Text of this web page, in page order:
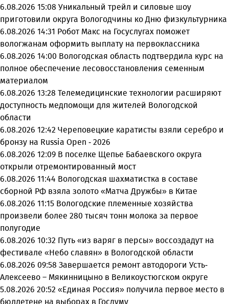
6.08.2026 15:08 Уникальный трейл и силовые шоу
приготовили округа Вологодчины ко Дню физкультурника
6.08.2026 14:31 Робот Макс на Госуслугах поможет
вологжанам оформить выплату на первоклассника
6.08.2026 14:00 Вологодская область подтвердила курс на
полное обеспечение лесовосстановления семенным
материалом
6.08.2026 13:28 Телемедицинские технологии расширяют
доступность медпомощи для жителей Вологодской
области
6.08.2026 12:42 Череповецкие каратисты взяли серебро и
бронзу на Russia Open - 2026
6.08.2026 12:09 В поселке Щепье Бабаевского округа
открыли отремонтированный мост
6.08.2026 11:44 Вологодская шахматистка в составе
сборной РФ взяла золото «Матча Дружбы» в Китае
6.08.2026 11:15 Вологодские племенные хозяйства
произвели более 280 тысяч тонн молока за первое
полугодие
6.08.2026 10:32 Путь «из варяг в персы» воссоздадут на
фестивале «Небо славян» в Вологодской области
6.08.2026 09:58 Завершается ремонт автодороги Усть-
Алексеево – Мякинницыно в Великоустюгском округе
5.08.2026 20:52 «Единая Россия» получила первое место в
бюллетене на выборах в Госдуму